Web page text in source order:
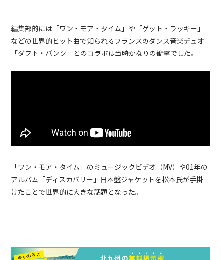
編集部的には「ワン・モア・タイム」や「ゲット・ラッキー」
などの世界的ヒット曲で知られるフランスのダンス音楽デュオ
「ダフト・パンク」とのコラボは当時かなりの衝撃でした。
「ワン・モア・タイム」のミュージックビデオ（MV）や01年の
アルバム「ディスカバリー」日本盤ジャケットを松本氏が手掛
けたことで世界的に大きな話題となった。